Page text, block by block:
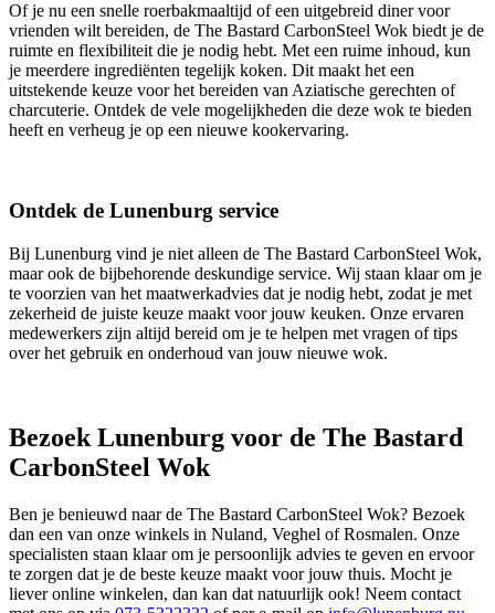
Of je nu een snelle roerbakmaaltijd of een uitgebreid diner voor
vrienden wilt bereiden, de The Bastard CarbonSteel Wok biedt je de
ruimte en flexibiliteit die je nodig hebt. Met een ruime inhoud, kun
je meerdere ingrediënten tegelijk koken. Dit maakt het een
uitstekende keuze voor het bereiden van Aziatische gerechten of
charcuterie. Ontdek de vele mogelijkheden die deze wok te bieden
heeft en verheug je op een nieuwe kookervaring.
Ontdek de Lunenburg service
Bij Lunenburg vind je niet alleen de The Bastard CarbonSteel Wok,
maar ook de bijbehorende deskundige service. Wij staan klaar om je
te voorzien van het maatwerkadvies dat je nodig hebt, zodat je met
zekerheid de juiste keuze maakt voor jouw keuken. Onze ervaren
medewerkers zijn altijd bereid om je te helpen met vragen of tips
over het gebruik en onderhoud van jouw nieuwe wok.
Bezoek Lunenburg voor de The Bastard
CarbonSteel Wok
Ben je benieuwd naar de The Bastard CarbonSteel Wok? Bezoek
dan een van onze winkels in Nuland, Veghel of Rosmalen. Onze
specialisten staan klaar om je persoonlijk advies te geven en ervoor
te zorgen dat je de beste keuze maakt voor jouw thuis. Mocht je
liever online winkelen, dan kan dat natuurlijk ook! Neem contact